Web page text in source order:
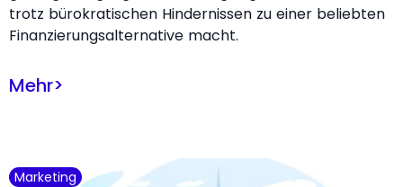
trotz bürokratischen Hindernissen zu einer beliebten
Finanzierungsalternative macht.
Mehr>
Marketing